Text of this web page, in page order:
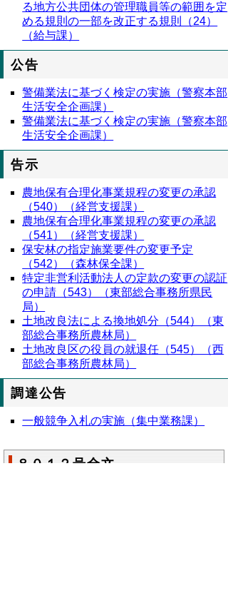
る地方公共団体の管理職員等の範囲を定
める規則の一部を改正する規則（24）
（給与課）
公告
警備業法に基づく検定の実施（警察本部
生活安全企画課）
警備業法に基づく検定の実施（警察本部
生活安全企画課）
告示
農地保有合理化事業規程の変更の承認
（540）（経営支援課）
農地保有合理化事業規程の変更の承認
（541）（経営支援課）
保安林の指定施業要件の変更予定
（542）（森林保全課）
特定非営利活動法人の定款の変更の認証
の申請（543）（東部総合事務所県民
局）
土地改良法による換地処分（544）（東
部総合事務所農林局）
土地改良区の役員の就退任（545）（西
部総合事務所農林局）
調達公告
一般競争入札の実施（集中業務課）
８０１２号全文